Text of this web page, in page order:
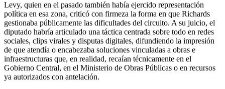
Levy, quien en el pasado también había ejercido representación
política en esa zona, criticó con firmeza la forma en que Richards
gestionaba públicamente las dificultades del circuito. A su juicio, el
diputado habría articulado una táctica centrada sobre todo en redes
sociales, clips virales y disputas digitales, difundiendo la impresión
de que atendía o encabezaba soluciones vinculadas a obras e
infraestructuras que, en realidad, recaían técnicamente en el
Gobierno Central, en el Ministerio de Obras Públicas o en recursos
ya autorizados con antelación.